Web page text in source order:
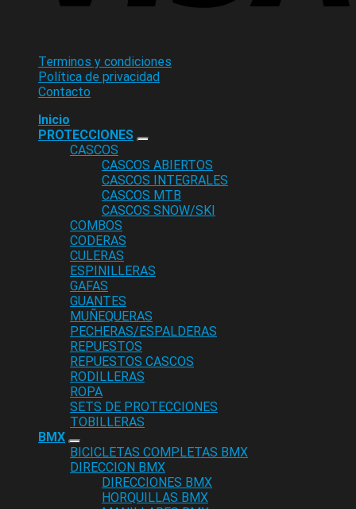
Terminos y condiciones
Política de privacidad
Contacto
Inicio
PROTECCIONES
CASCOS
CASCOS ABIERTOS
CASCOS INTEGRALES
CASCOS MTB
CASCOS SNOW/SKI
COMBOS
CODERAS
CULERAS
ESPINILLERAS
GAFAS
GUANTES
MUÑEQUERAS
PECHERAS/ESPALDERAS
REPUESTOS
REPUESTOS CASCOS
RODILLERAS
ROPA
SETS DE PROTECCIONES
TOBILLERAS
BMX
BICICLETAS COMPLETAS BMX
DIRECCION BMX
DIRECCIONES BMX
HORQUILLAS BMX